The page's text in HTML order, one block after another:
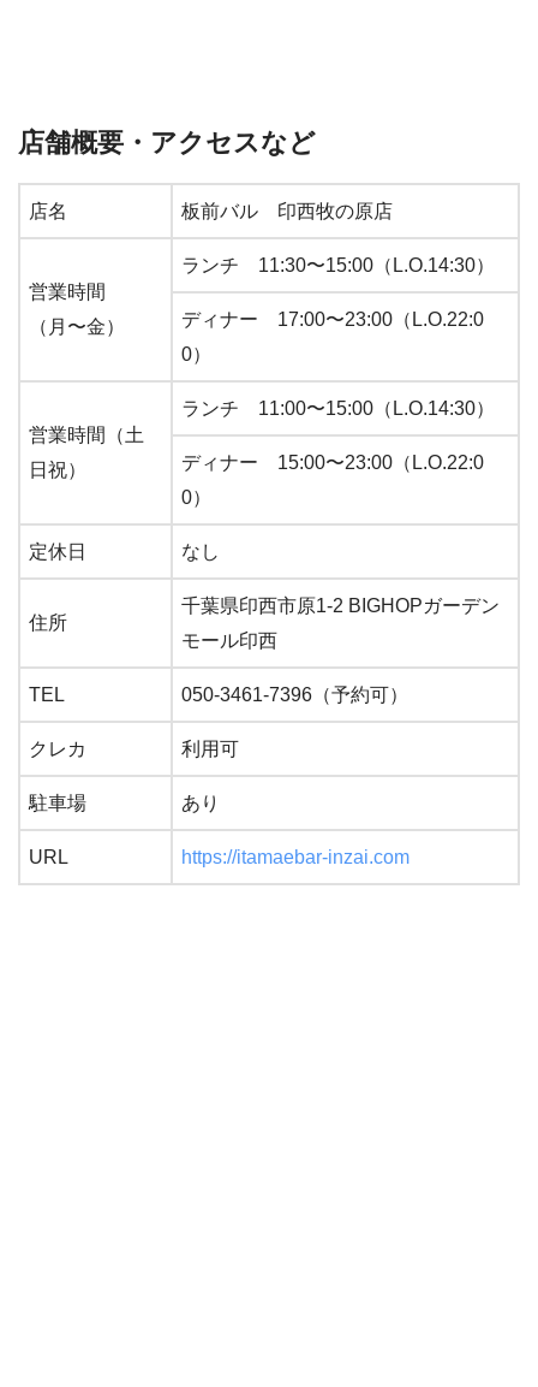
店舗概要・アクセスなど
店名 板前バル 印西牧の原店
営業時間
（月〜金）
ランチ 11:30〜15:00（L.O.14:30）
ディナー 17:00〜23:00（L.O.22:0
0）
営業時間（土
日祝）
ランチ 11:00〜15:00（L.O.14:30）
ディナー 15:00〜23:00（L.O.22:0
0）
定休日 なし
住所
千葉県印西市原1-2 BIGHOPガーデン
モール印西
TEL 050-3461-7396（予約可）
クレカ 利用可
駐車場 あり
URL https://itamaebar-inzai.com